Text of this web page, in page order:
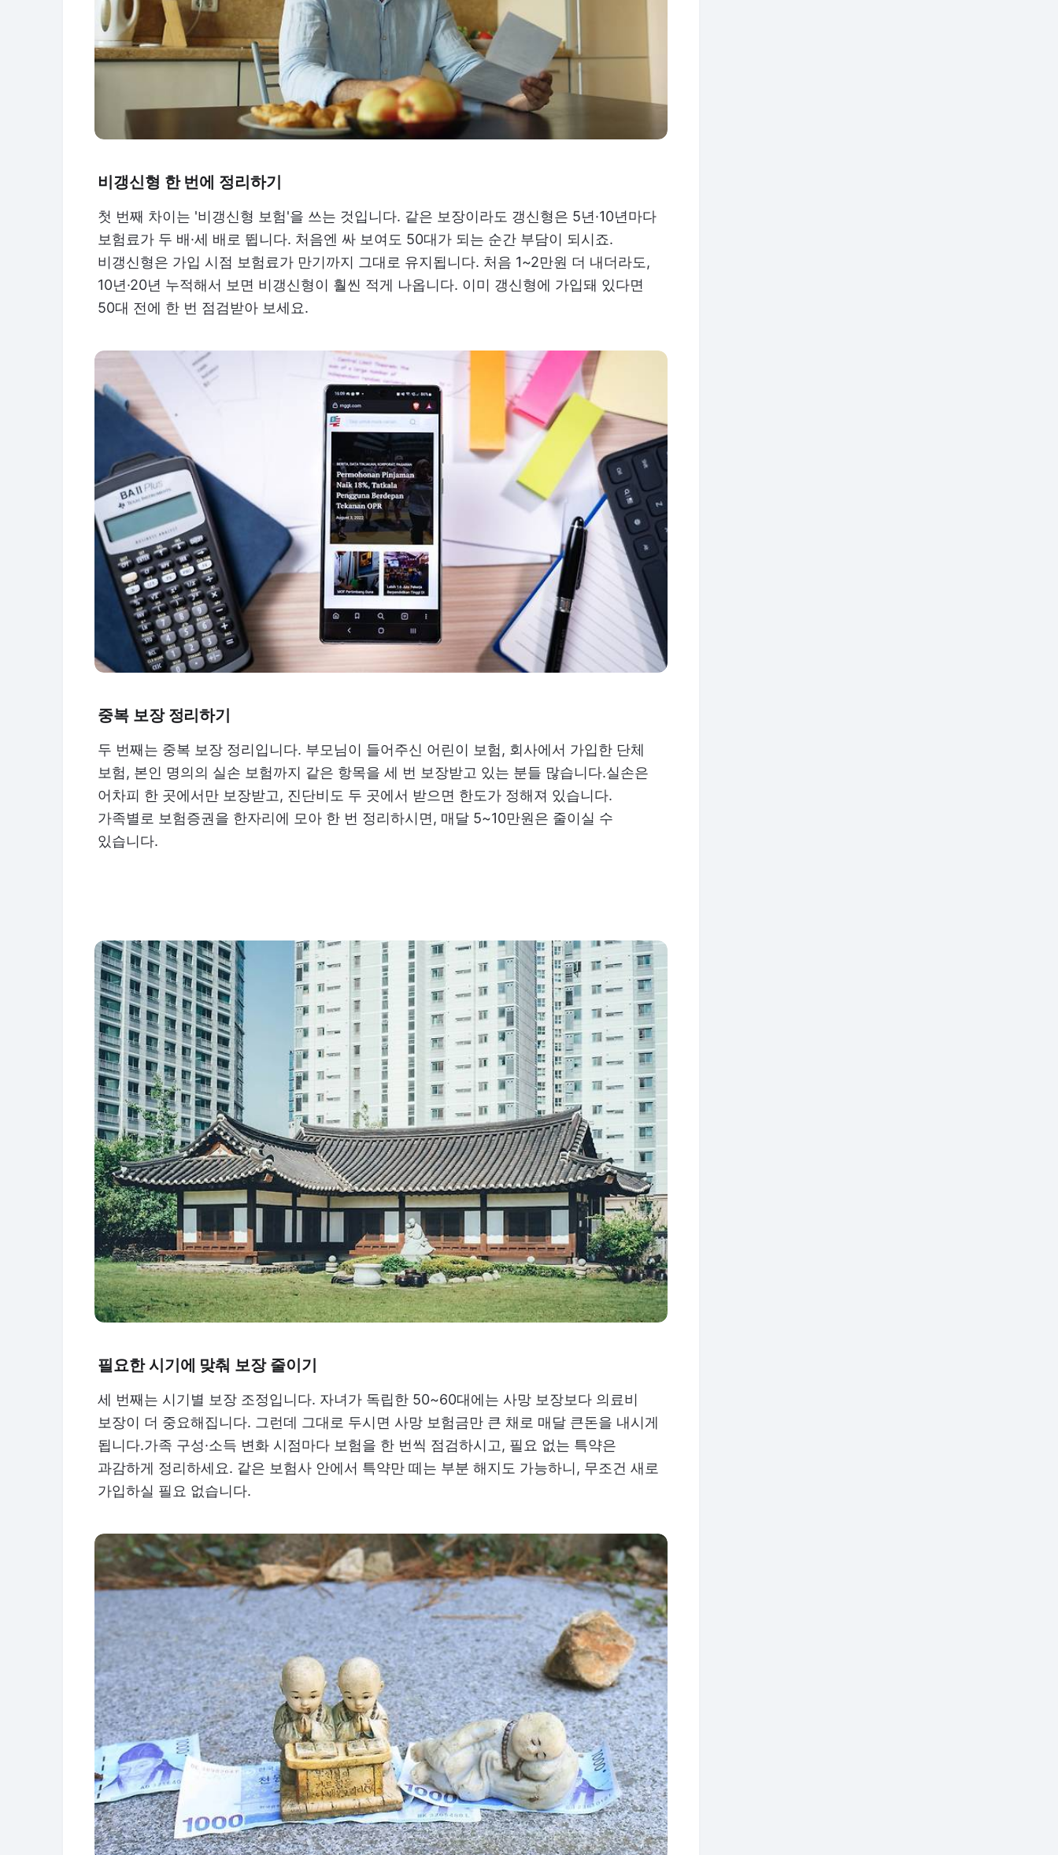
비갱신형 한 번에 정리하기
첫 번째 차이는 '비갱신형 보험'을 쓰는 것입니다. 같은 보장이라도 갱신형은 5년·10년마다
보험료가 두 배·세 배로 뜁니다. 처음엔 싸 보여도 50대가 되는 순간 부담이 되시죠.
비갱신형은 가입 시점 보험료가 만기까지 그대로 유지됩니다. 처음 1~2만원 더 내더라도,
10년·20년 누적해서 보면 비갱신형이 훨씬 적게 나옵니다. 이미 갱신형에 가입돼 있다면
50대 전에 한 번 점검받아 보세요.
중복 보장 정리하기
두 번째는 중복 보장 정리입니다. 부모님이 들어주신 어린이 보험, 회사에서 가입한 단체
보험, 본인 명의의 실손 보험까지 같은 항목을 세 번 보장받고 있는 분들 많습니다.실손은
어차피 한 곳에서만 보장받고, 진단비도 두 곳에서 받으면 한도가 정해져 있습니다.
가족별로 보험증권을 한자리에 모아 한 번 정리하시면, 매달 5~10만원은 줄이실 수
있습니다.
필요한 시기에 맞춰 보장 줄이기
세 번째는 시기별 보장 조정입니다. 자녀가 독립한 50~60대에는 사망 보장보다 의료비
보장이 더 중요해집니다. 그런데 그대로 두시면 사망 보험금만 큰 채로 매달 큰돈을 내시게
됩니다.가족 구성·소득 변화 시점마다 보험을 한 번씩 점검하시고, 필요 없는 특약은
과감하게 정리하세요. 같은 보험사 안에서 특약만 떼는 부분 해지도 가능하니, 무조건 새로
가입하실 필요 없습니다.